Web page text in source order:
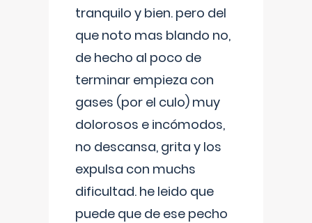
tranquilo y bien. pero del
que noto mas blando no,
de hecho al poco de
terminar empieza con
gases (por el culo) muy
dolorosos e incómodos,
no descansa, grita y los
expulsa con muchs
dificultad. he leido que
puede que de ese pecho